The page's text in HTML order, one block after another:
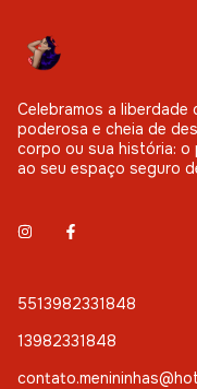
Celebramos a liberdade
poderosa e cheia de
corpo ou sua história: o
ao seu espaço seguro
5513982331848
13982331848